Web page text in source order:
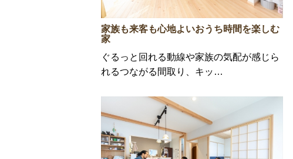
家族も来客も心地よいおうち時間を楽しむ
家
ぐるっと回れる動線や家族の気配が感じら
れるつながる間取り、キッ…